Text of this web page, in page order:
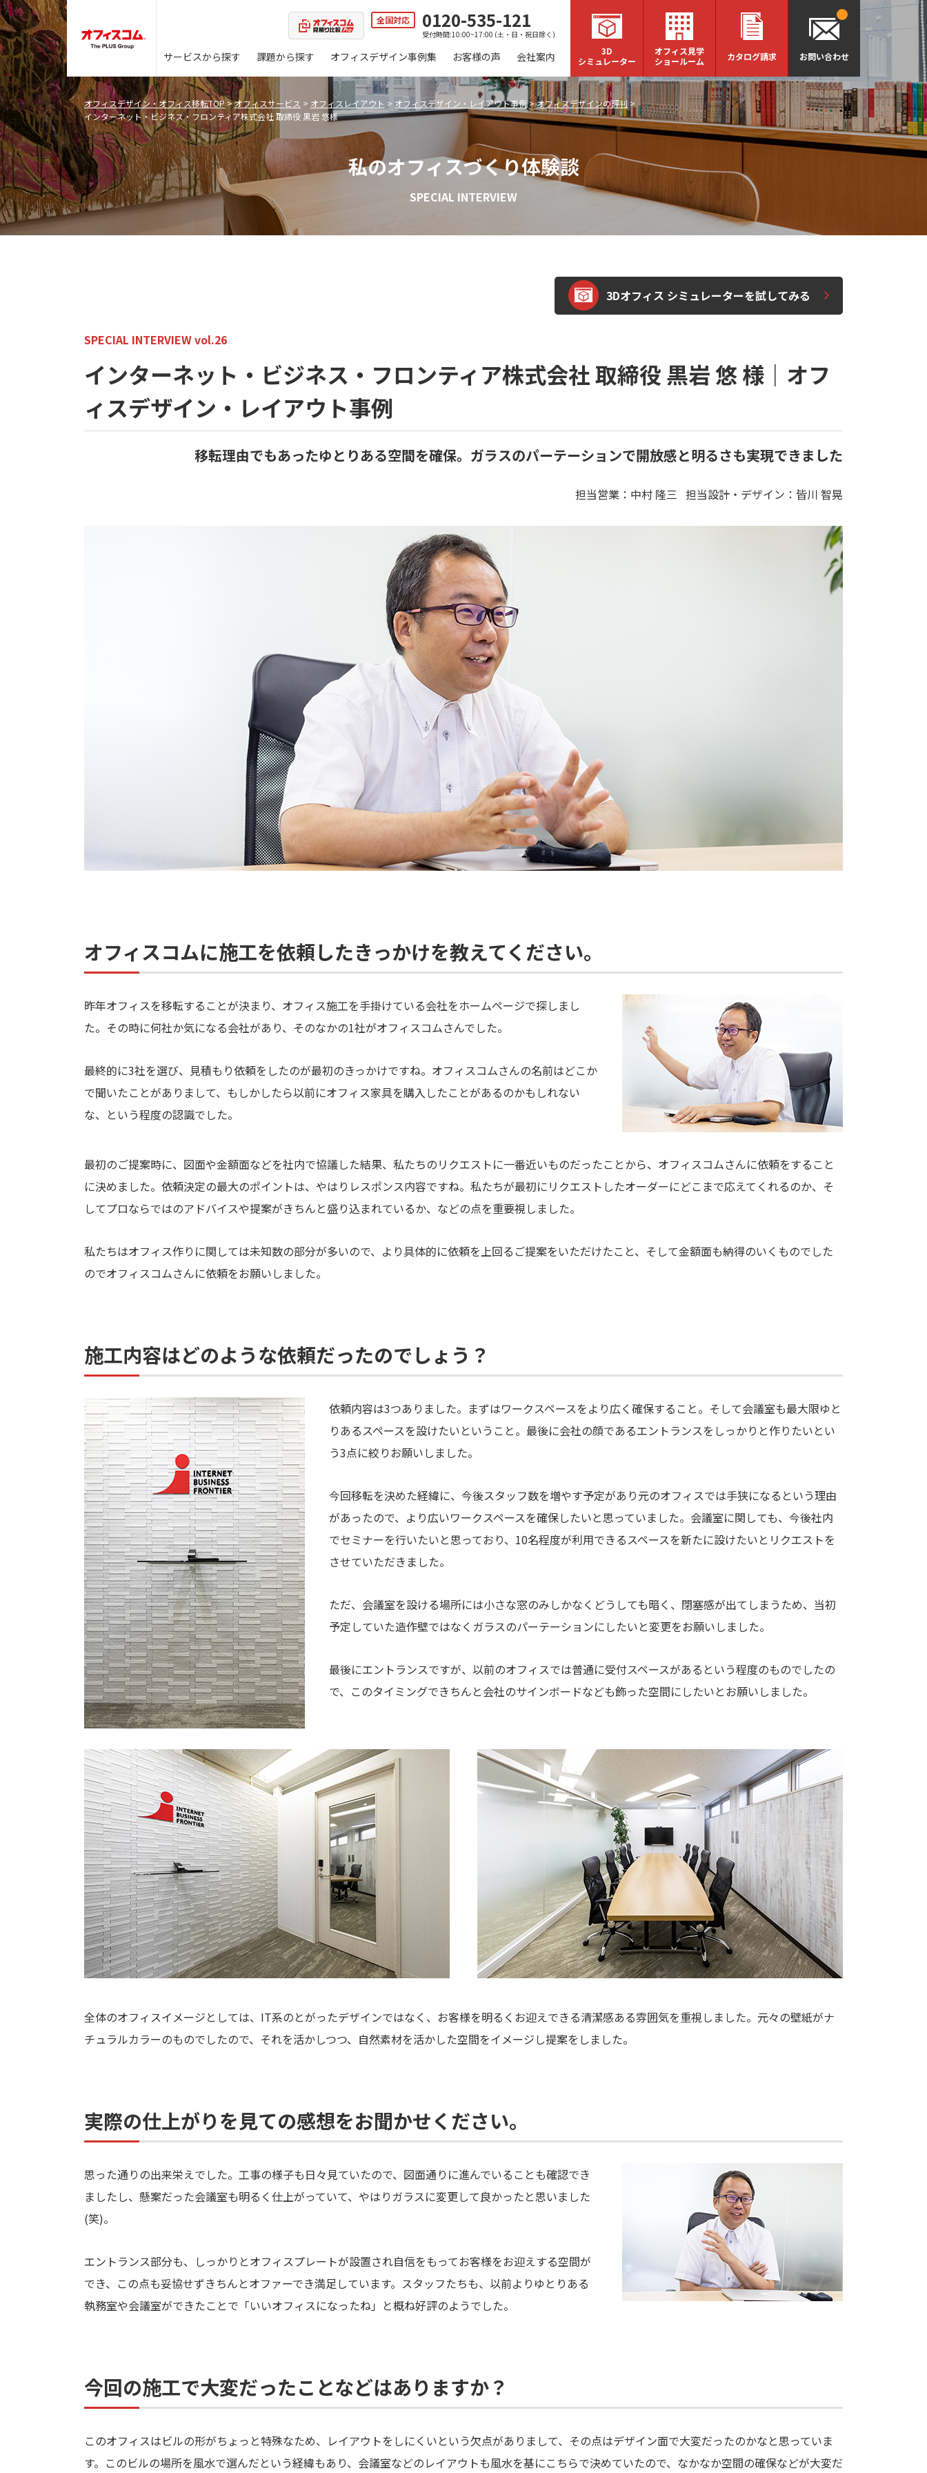
全国対応 0120-535-121
受付時間:10:00~17:00 (土・日・祝日除く)
サービスから探す 課題から探す オフィスデザイン事例集 お客様の声 会社案内
3D
シミュレーター
オフィス見学
ショールーム
カタログ請求 お問い合わせ
オフィスデザイン・オフィス移転TOP>オフィスサービス > オフィスレイアウト > オフィスデザイン・レイアウト事例>オフィスデザインの評判 >
インターネット・ビジネス・フロンティア株式会社 取締役 黒岩 悠様
私のオフィスづくり体験談
SPECIAL INTERVIEW
3Dオフィス シミュレーターを試してみる
SPECIAL INTERVIEW vol.26
インターネット・ビジネス・フロンティア株式会社 取締役 黒岩 悠 様｜オフ
ィスデザイン・レイアウト事例
移転理由でもあったゆとりある空間を確保。ガラスのパーテーションで開放感と明るさも実現できました
担当営業：中村 隆三 担当設計・デザイン：皆川 智晃
オフィスコムに施工を依頼したきっかけを教えてください。
昨年オフィスを移転することが決まり、オフィス施工を手掛けている会社をホームページで探しまし
た。その時に何社か気になる会社があり、そのなかの1社がオフィスコムさんでした。
最終的に3社を選び、見積もり依頼をしたのが最初のきっかけですね。オフィスコムさんの名前はどこか
で聞いたことがありまして、もしかしたら以前にオフィス家具を購入したことがあるのかもしれない
な、という程度の認識でした。
最初のご提案時に、図面や金額面などを社内で協議した結果、私たちのリクエストに一番近いものだったことから、オフィスコムさんに依頼をすること
に決めました。依頼決定の最大のポイントは、やはりレスポンス内容ですね。私たちが最初にリクエストしたオーダーにどこまで応えてくれるのか、そ
してプロならではのアドバイスや提案がきちんと盛り込まれているか、などの点を重要視しました。
私たちはオフィス作りに関しては未知数の部分が多いので、より具体的に依頼を上回るご提案をいただけたこと、そして金額面も納得のいくものでした
のでオフィスコムさんに依頼をお願いしました。
施工内容はどのような依頼だったのでしょう？
依頼内容は3つありました。まずはワークスペースをより広く確保すること。そして会議室も最大限ゆと
りあるスペースを設けたいということ。最後に会社の顔であるエントランスをしっかりと作りたいとい
う3点に絞りお願いしました。
今回移転を決めた経緯に、今後スタッフ数を増やす予定があり元のオフィスでは手狭になるという理由
があったので、より広いワークスペースを確保したいと思っていました。会議室に関しても、今後社内
でセミナーを行いたいと思っており、10名程度が利用できるスペースを新たに設けたいとリクエストを
させていただきました。
ただ、会議室を設ける場所には小さな窓のみしかなくどうしても暗く、閉塞感が出てしまうため、当初
予定していた造作壁ではなくガラスのパーテーションにしたいと変更をお願いしました。
最後にエントランスですが、以前のオフィスでは普通に受付スペースがあるという程度のものでしたの
で、このタイミングできちんと会社のサインボードなども飾った空間にしたいとお願いしました。
全体のオフィスイメージとしては、IT系のとがったデザインではなく、お客様を明るくお迎えできる清潔感ある雰囲気を重視しました。元々の壁紙がナ
チュラルカラーのものでしたので、それを活かしつつ、自然素材を活かした空間をイメージし提案をしました。
実際の仕上がりを見ての感想をお聞かせください。
思った通りの出来栄えでした。工事の様子も日々見ていたので、図面通りに進んでいることも確認でき
ましたし、懸案だった会議室も明るく仕上がっていて、やはりガラスに変更して良かったと思いました
(笑)。
エントランス部分も、しっかりとオフィスプレートが設置され自信をもってお客様をお迎えする空間が
でき、この点も妥協せずきちんとオファーでき満足しています。スタッフたちも、以前よりゆとりある
執務室や会議室ができたことで「いいオフィスになったね」と概ね好評のようでした。
今回の施工で大変だったことなどはありますか？
このオフィスはビルの形がちょっと特殊なため、レイアウトをしにくいという欠点がありまして、その点はデザイン面で大変だったのかなと思っていま
す。このビルの場所を風水で選んだという経緯もあり、会議室などのレイアウトも風水を基にこちらで決めていたので、なかなか空間の確保などが大変だ